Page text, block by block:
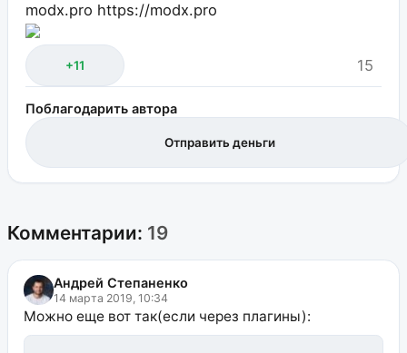
modx.pro https://modx.pro
+11 15
Поблагодарить автора
Отправить деньги
Комментарии: 19
Андрей Степаненко
14 марта 2019, 10:34
Можно еще вот так(если через плагины):